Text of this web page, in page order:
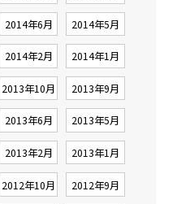
2014年6月 2014年5月
2014年2月 2014年1月
2013年10月 2013年9月
2013年6月 2013年5月
2013年2月 2013年1月
2012年10月 2012年9月